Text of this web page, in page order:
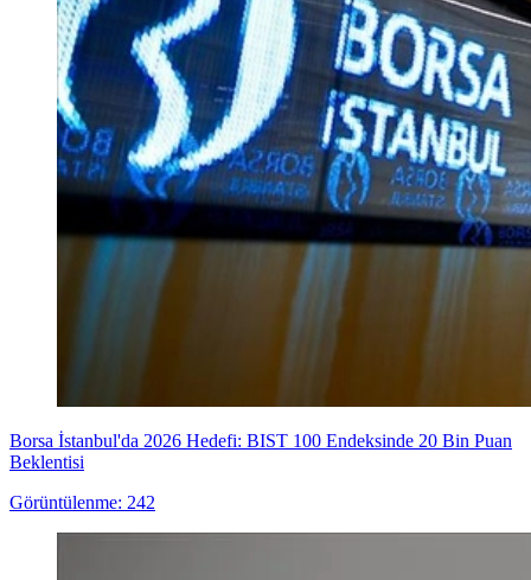
Borsa İstanbul'da 2026 Hedefi: BIST 100 Endeksinde 20 Bin Puan
Beklentisi
Görüntülenme: 242